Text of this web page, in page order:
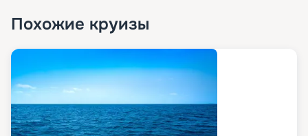
маршруты, схемы и планы палуб, описание,
расписание, характеристики и фото лайнера, а
также узнать цену круизов и прочитать отзывы
про них. Также на нашем сайте в пару кликов вы
можете оформить путевку в любое путешествие
в 2026 - 2027 гг. Рады напомнить, что благодаря
возможностям раннего бронирования вы
можете сделать ваше путешествие еще и
выгодным.
Похожие круизы